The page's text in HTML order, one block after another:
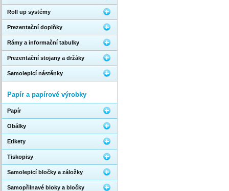
Roll up systémy
Prezentační doplňky
Rámy a informační tabulky
Prezentační stojany a držáky
Samolepicí nástěnky
Papír a papírové výrobky
Papír
Obálky
Etikety
Tiskopisy
Samolepicí bločky a záložky
Samopřilnavé bloky a bločky